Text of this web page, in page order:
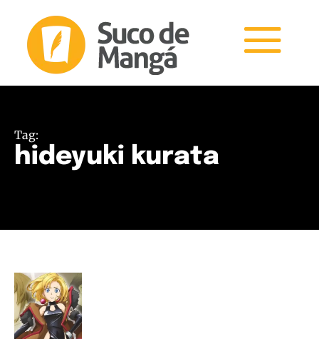
Tag:
hideyuki kurata